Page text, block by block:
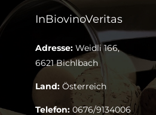
InBiovinoVeritas
Adresse: Weidli 166,
6621 Bichlbach
Land: Österreich
Telefon: 0676/9134006